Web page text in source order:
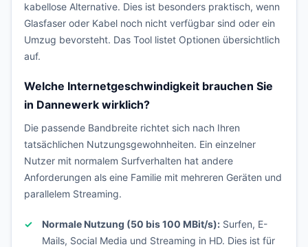
kabellose Alternative. Dies ist besonders praktisch, wenn
Glasfaser oder Kabel noch nicht verfügbar sind oder ein
Umzug bevorsteht. Das Tool listet Optionen übersichtlich
auf.
Welche Internetgeschwindigkeit brauchen Sie
in Dannewerk wirklich?
Die passende Bandbreite richtet sich nach Ihren
tatsächlichen Nutzungsgewohnheiten. Ein einzelner
Nutzer mit normalem Surfverhalten hat andere
Anforderungen als eine Familie mit mehreren Geräten und
parallelem Streaming.
Normale Nutzung (50 bis 100 MBit/s): Surfen, E-
Mails, Social Media und Streaming in HD. Dies ist für